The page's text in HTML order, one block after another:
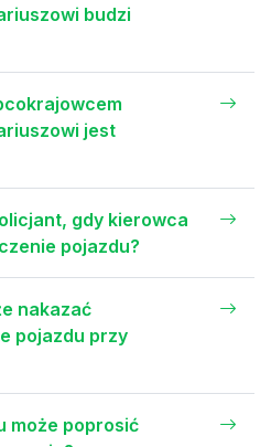
budzi
jest
gdy kierowca
pojazdu?
nakazać
pojazdu przy
może poprosić